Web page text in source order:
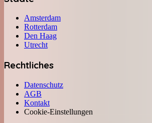
Amsterdam
Rotterdam
Den Haag
Utrecht
Rechtliches
Datenschutz
AGB
Kontakt
Cookie-Einstellungen